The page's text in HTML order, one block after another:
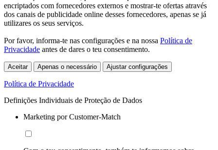
encriptados com fornecedores externos e mostrar-te ofertas através
dos canais de publicidade online desses fornecedores, apenas se já
utilizares os seus serviços.
Por favor, informa-te nas configurações e na nossa Política de
Privacidade antes de dares o teu consentimento.
Aceitar Apenas o necessário Ajustar configurações
Política de Privacidade
Definições Individuais de Proteção de Dados
Marketing por Customer-Match